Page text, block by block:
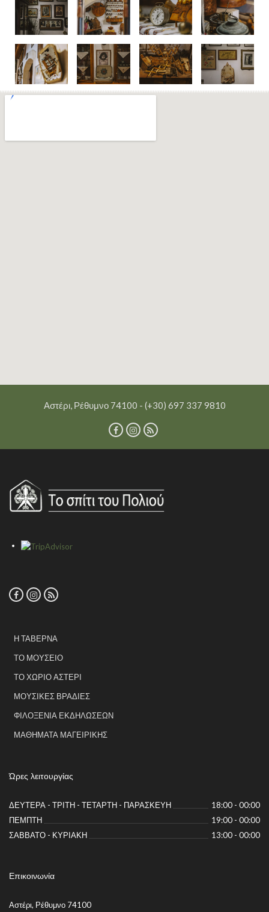
Αστέρι, Ρέθυμνο 74100 - (+30) 697 337 9810
Η ΤΑΒΈΡΝΑ
ΤΟ ΜΟΥΣΕΊΟ
ΤΟ ΧΩΡΙΌ ΑΣΤΈΡΙ
ΜΟΥΣΙΚΈΣ ΒΡΑΔΙΈΣ
ΦΙΛΟΞΕΝΊΑ ΕΚΔΗΛΏΣΕΩΝ
ΜΑΘΉΜΑΤΑ ΜΑΓΕΙΡΙΚΉΣ
Ώρες λειτουργίας
ΔΕΥΤΈΡΑ - ΤΡΊΤΗ - ΤΕΤΆΡΤΗ - ΠΑΡΑΣΚΕΥΉ
18:00 - 00:00
ΠΈΜΠΤΗ
19:00 - 00:00
ΣΆΒΒΑΤΟ - ΚΥΡΙΑΚΉ
13:00 - 00:00
Επικοινωνία
Αστέρι, Ρέθυμνο 74100